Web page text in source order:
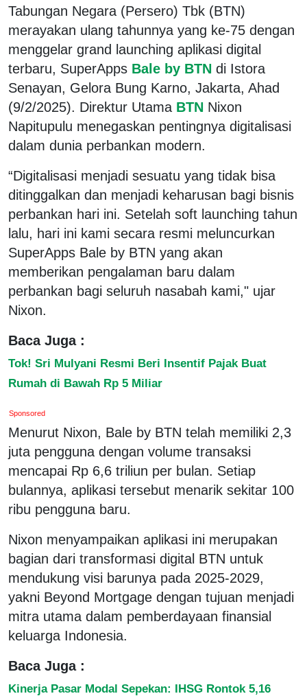
Tabungan Negara (Persero) Tbk (BTN)
merayakan ulang tahunnya yang ke-75 dengan
menggelar grand launching aplikasi digital
terbaru, SuperApps Bale by BTN di Istora
Senayan, Gelora Bung Karno, Jakarta, Ahad
(9/2/2025). Direktur Utama BTN Nixon
Napitupulu menegaskan pentingnya digitalisasi
dalam dunia perbankan modern.
“Digitalisasi menjadi sesuatu yang tidak bisa
ditinggalkan dan menjadi keharusan bagi bisnis
perbankan hari ini. Setelah soft launching tahun
lalu, hari ini kami secara resmi meluncurkan
SuperApps Bale by BTN yang akan
memberikan pengalaman baru dalam
perbankan bagi seluruh nasabah kami," ujar
Nixon.
Baca Juga :
Tok! Sri Mulyani Resmi Beri Insentif Pajak Buat
Rumah di Bawah Rp 5 Miliar
Sponsored
Menurut Nixon, Bale by BTN telah memiliki 2,3
juta pengguna dengan volume transaksi
mencapai Rp 6,6 triliun per bulan. Setiap
bulannya, aplikasi tersebut menarik sekitar 100
ribu pengguna baru.
Nixon menyampaikan aplikasi ini merupakan
bagian dari transformasi digital BTN untuk
mendukung visi barunya pada 2025-2029,
yakni Beyond Mortgage dengan tujuan menjadi
mitra utama dalam pemberdayaan finansial
keluarga Indonesia.
Baca Juga :
Kinerja Pasar Modal Sepekan: IHSG Rontok 5,16